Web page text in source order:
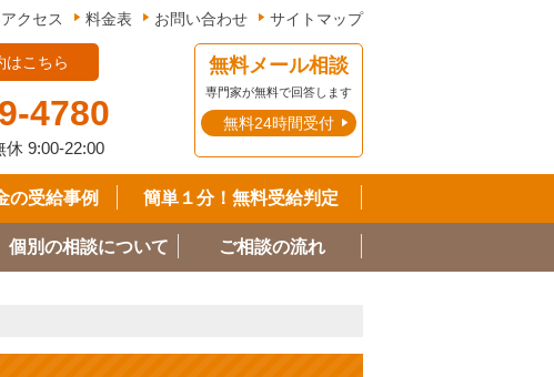
サイトマップ
お問い合わせ
料金表
アクセス
はこちら
4780
休 9:00-22:00
無料メール相談
専門家が無料で回答します
無料24時間受付
の受給事例 簡単１分！無料受給判定
個別の相談について ご相談の流れ